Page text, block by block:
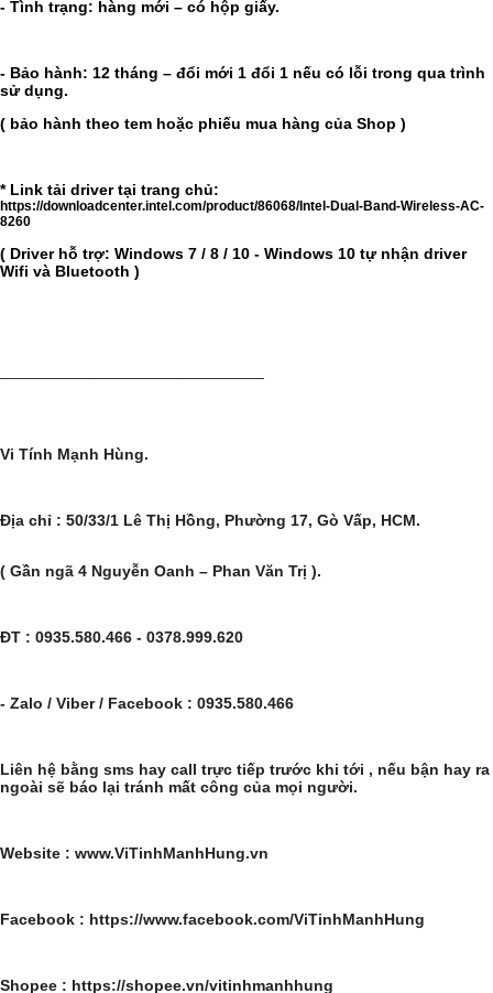
- Tình trạng: hàng mới – có hộp giấy.
- Bảo hành: 12 tháng – đổi mới 1 đổi 1 nếu có lỗi trong qua trình
sử dụng.
( bảo hành theo tem hoặc phiếu mua hàng của Shop )
* Link tải driver tại trang chủ:
https://downloadcenter.intel.com/product/86068/Intel-Dual-Band-Wireless-AC-
8260
( Driver hỗ trợ: Windows 7 / 8 / 10 - Windows 10 tự nhận driver
Wifi và Bluetooth )
Vi Tính Mạnh Hùng.
Địa chỉ : 50/33/1 Lê Thị Hồng, Phường 17, Gò Vấp, HCM.
( Gần ngã 4 Nguyễn Oanh – Phan Văn Trị ).
ĐT : 0935.580.466 - 0378.999.620
- Zalo / Viber / Facebook : 0935.580.466
Liên hệ bằng sms hay call trực tiếp trước khi tới , nếu bận hay ra
ngoài sẽ báo lại tránh mất công của mọi người.
Website : www.ViTinhManhHung.vn
Facebook : https://www.facebook.com/ViTinhManhHung
Shopee : https://shopee.vn/vitinhmanhhung